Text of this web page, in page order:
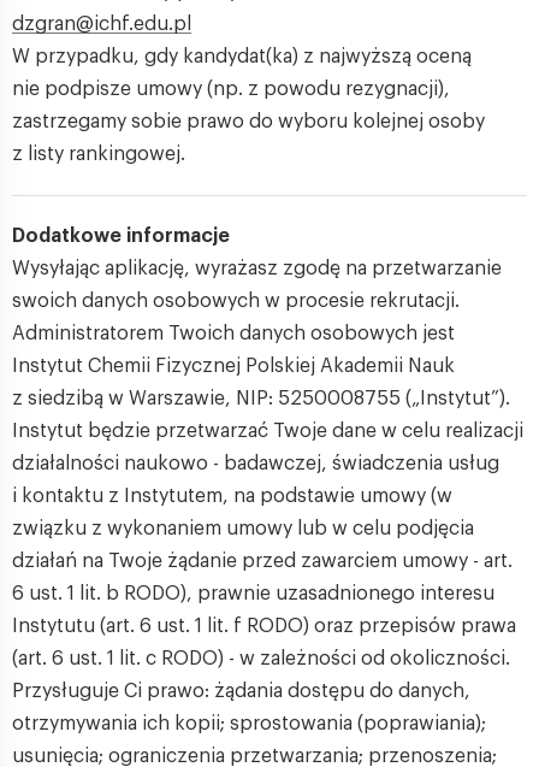
dzgran@ichf.edu.pl
W przypadku, gdy kandydat(ka) z najwyższą oceną
nie podpisze umowy (np. z powodu rezygnacji),
zastrzegamy sobie prawo do wyboru kolejnej osoby
z listy rankingowej.
Dodatkowe informacje
Wysyłając aplikację, wyrażasz zgodę na przetwarzanie
swoich danych osobowych w procesie rekrutacji.
Administratorem Twoich danych osobowych jest
Instytut Chemii Fizycznej Polskiej Akademii Nauk
z siedzibą w Warszawie, NIP: 5250008755 („Instytut”).
Instytut będzie przetwarzać Twoje dane w celu realizacji
działalności naukowo - badawczej, świadczenia usług
i kontaktu z Instytutem, na podstawie umowy (w
związku z wykonaniem umowy lub w celu podjęcia
działań na Twoje żądanie przed zawarciem umowy - art.
6 ust. 1 lit. b RODO), prawnie uzasadnionego interesu
Instytutu (art. 6 ust. 1 lit. f RODO) oraz przepisów prawa
(art. 6 ust. 1 lit. c RODO) - w zależności od okoliczności.
Przysługuje Ci prawo: żądania dostępu do danych,
otrzymywania ich kopii; sprostowania (poprawiania);
usunięcia; ograniczenia przetwarzania; przenoszenia;